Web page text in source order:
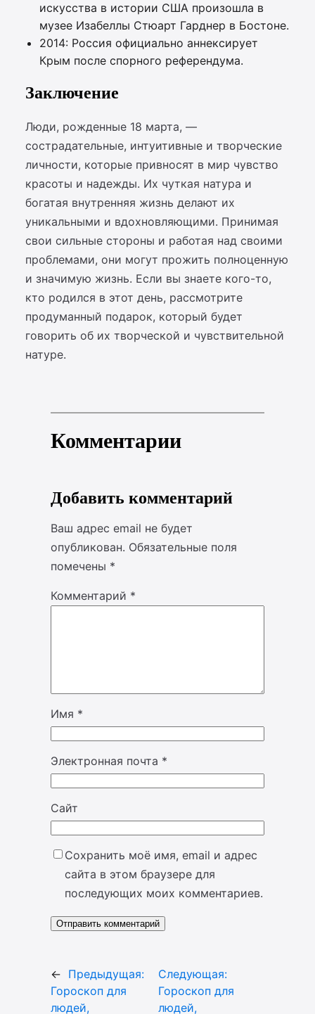
искусства в истории США произошла в
музее Изабеллы Стюарт Гарднер в Бостоне.
2014: Россия официально аннексирует
Крым после спорного референдума.
Заключение
Люди, рожденные 18 марта, —
сострадательные, интуитивные и творческие
личности, которые привносят в мир чувство
красоты и надежды. Их чуткая натура и
богатая внутренняя жизнь делают их
уникальными и вдохновляющими. Принимая
свои сильные стороны и работая над своими
проблемами, они могут прожить полноценную
и значимую жизнь. Если вы знаете кого-то,
кто родился в этот день, рассмотрите
продуманный подарок, который будет
говорить об их творческой и чувствительной
натуре.
Комментарии
Добавить комментарий
Ваш адрес email не будет
опубликован. Обязательные поля
помечены *
Комментарий *
Имя *
Электронная почта *
Сайт
Сохранить моё имя, email и адрес
сайта в этом браузере для
последующих моих комментариев.
← Предыдущая:
Гороскоп для
людей,
Следующая:
Гороскоп для
людей,